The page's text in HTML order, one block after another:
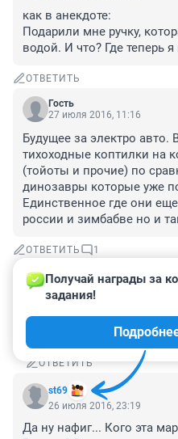
как в анекдоте:
Подарили мне ручку,
водой. И что? Где теперь
ОТВЕТИТЬ
Гость
27 июля 2016, 11:16
Будущее за электро авто.
тихоходные коптилки на
(тойоты и прочие) по
динозавры которые уже
Единственное где они
россии и зимбабве но и
ОТВЕТИТЬ 1
Гость
27 июля 2016, 23:45
Не гони на Тойоту! Для
ОТВЕТИТЬ
st69
Получай награды за
задания!
26 июля 2016, 23:19
Да ну нафиг... Кого эта